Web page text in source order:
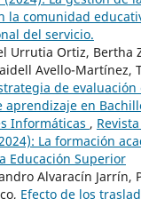
la comunidad
del servicio.
Urrutia Ortiz, Bertha
Avello-Martínez,
de
aprendizaje en
Informáticas ,
La formación
Educación Superior
Alvaracín Jarrín,
Efecto de los